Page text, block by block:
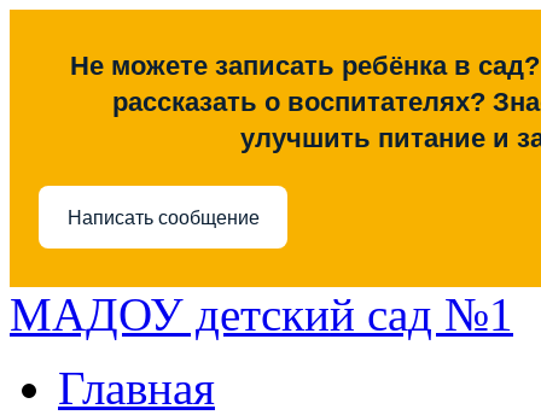
Не можете записать ребёнка в
рассказать о воспитателях?
улучшить питание и
Написать сообщение
МАДОУ детский сад №1
Главная